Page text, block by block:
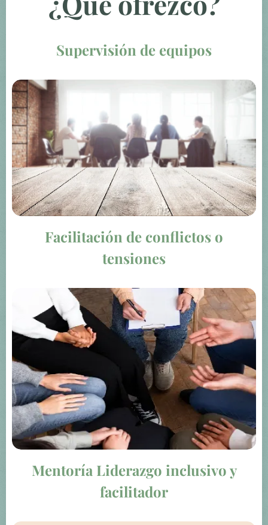
Supervisión de equipos
Facilitación de conflictos o
tensiones
Mentoría Liderazgo inclusivo y
facilitador